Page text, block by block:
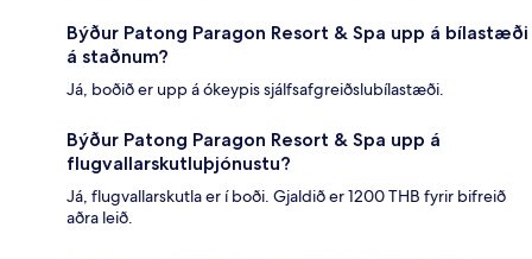
Býður Patong Paragon Resort & Spa upp á bílastæði
á staðnum?
Já, boðið er upp á ókeypis sjálfsafgreiðslubílastæði.
Býður Patong Paragon Resort & Spa upp á
flugvallarskutluþjónustu?
Já, flugvallarskutla er í boði. Gjaldið er 1200 THB fyrir bifreið
aðra leið.